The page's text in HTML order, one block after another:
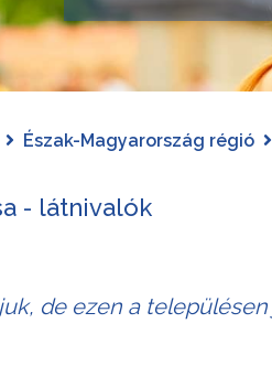
Észak-Magyarország régió
- látnivalók
de ezen a